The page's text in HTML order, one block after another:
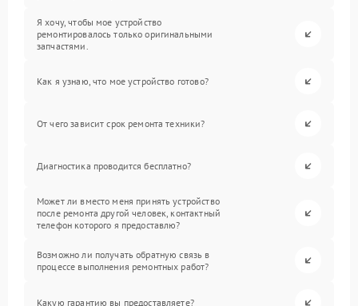
Я хочу, чтобы мое устройство
ремонтировалось только оригинальными
запчастями.
Как я узнаю, что мое устройство готово?
От чего зависит срок ремонта техники?
Диагностика проводится бесплатно?
Может ли вместо меня принять устройство
после ремонта другой человек, контактный
телефон которого я предоставлю?
Возможно ли получать обратную связь в
процессе выполнения ремонтных работ?
Какую гарантию вы предоставляете?